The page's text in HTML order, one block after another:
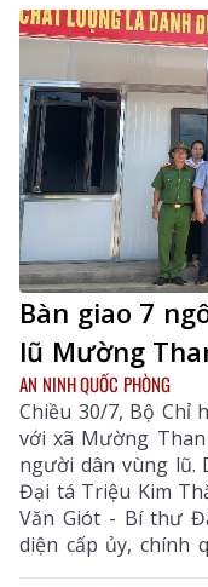
Bàn giao 7
lũ Mường
AN NINH QUỐC PHÒNG
Chiều 30/7, Bộ Chỉ
với xã Mường
người dân vùng lũ.
Đại tá Triệu Kim
Văn Giót - Bí thư
diện cấp ủy, chính
bàn giao nhà.